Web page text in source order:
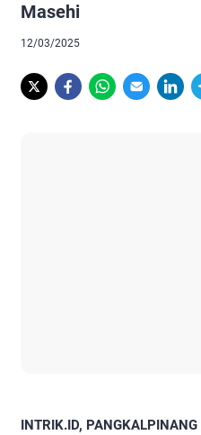
Masehi
12/03/2025
INTRIK.ID, PANGKALPINANG